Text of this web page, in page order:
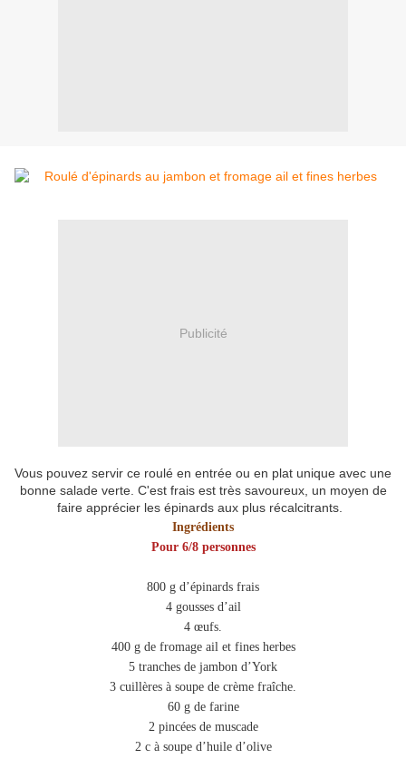
Publicité
Vous pouvez servir ce roulé en entrée ou en plat unique avec une
bonne salade verte. C'est frais est très savoureux, un moyen de
faire apprécier les épinards aux plus récalcitrants.
Ingrédients
Pour 6/8 personnes
800 g d’épinards frais
4 gousses d’ail
4 œufs.
400 g de fromage ail et fines herbes
5 tranches de jambon d’York
3 cuillères à soupe de crème fraîche.
60 g de farine
2 pincées de muscade
2 c à soupe d’huile d’olive